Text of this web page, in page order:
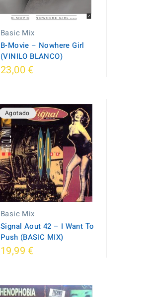
Basic Mix
B-Movie – Nowhere Girl
(VINILO BLANCO)
23,00 €
Agotado
Basic Mix
Signal Aout 42 ‎– I Want To
Push (BASIC MIX)
19,99 €